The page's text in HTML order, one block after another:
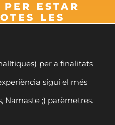
ESTAR
LES
Drets Reservats.
per a finalitats
sigui el més
Namaste ;) parèmetres.